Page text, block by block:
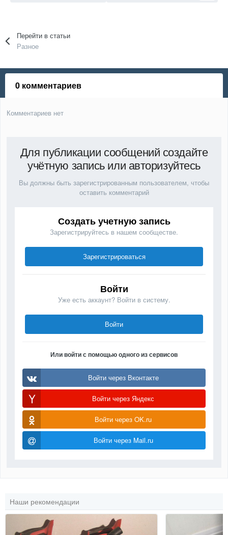
Перейти в статьи
Разное
0 комментариев
Комментариев нет
Для публикации сообщений создайте
учётную запись или авторизуйтесь
Вы должны быть зарегистрированным пользователем, чтобы
оставить комментарий
Создать учетную запись
Зарегистрируйтесь в нашем сообществе.
Зарегистрироваться
Войти
Уже есть аккаунт? Войти в систему.
Войти
Или войти с помощью одного из сервисов
Войти через Вконтакте
Войти через Яндекс
Войти через OK.ru
Войти через Mail.ru
Наши рекомендации